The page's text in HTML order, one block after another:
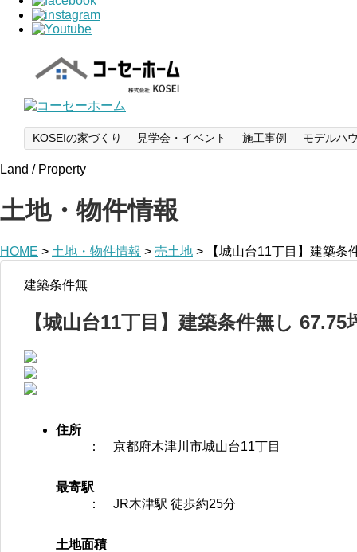
KOSEIの家づくり 見学会・イベント 施工事例 モデルハ
Land / Property
土地・物件情報
HOME > 土地・物件情報 > 売土地 > 【城山台11丁目】建築条
建築条件無
【城山台11丁目】建築条件無し 67.75
住所
： 京都府木津川市城山台11丁目
最寄駅
： JR木津駅 徒歩約25分
土地面積